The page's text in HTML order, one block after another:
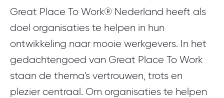
Great Place To Work® Nederland heeft als
doel organisaties te helpen in hun
ontwikkeling naar mooie werkgevers. In het
gedachtengoed van Great Place To Work
staan de thema's vertrouwen, trots en
plezier centraal. Om organisaties te helpen